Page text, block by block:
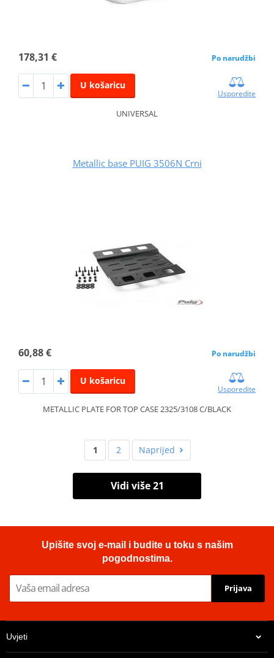
178,31 € Po narudžbi
U košaricu
Usporedite
UNIVERSAL
Metallic base PUIG 3506N Crni
60,88 € Po narudžbi
U košaricu
Usporedite
METALLIC PLATE FOR TOP CASE 2325/3108 C/BLACK
1 2 Naprijed
Vidi više 21
Upišite svoj e-mail i budite u toku s našim
pogodnostima.
Prijava
Uvjeti